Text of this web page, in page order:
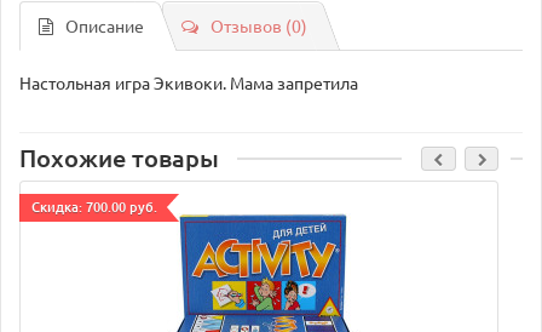
Описание Отзывов (0)
Настольная игра Экивоки. Мама запретила
Похожие товары
Cкидка: 700.00 руб.